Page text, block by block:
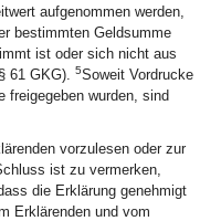
aufgenommen werden,
bestimmten Geldsumme
ist oder sich nicht aus
61 GKG). 5Soweit Vordrucke
freigegeben wurden, sind
vorzulesen oder zur
ist zu vermerken,
die Erklärung genehmigt
Erklärenden und vom